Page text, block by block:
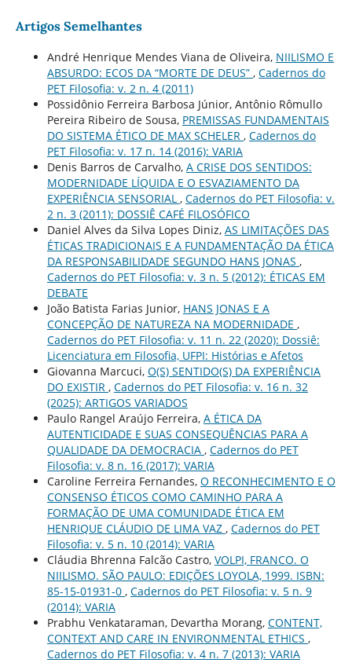
Artigos Semelhantes
André Henrique Mendes Viana de Oliveira, NIILISMO E
ABSURDO: ECOS DA “MORTE DE DEUS” , Cadernos do
PET Filosofia: v. 2 n. 4 (2011)
Possidônio Ferreira Barbosa Júnior, Antônio Rômullo
Pereira Ribeiro de Sousa, PREMISSAS FUNDAMENTAIS
DO SISTEMA ÉTICO DE MAX SCHELER , Cadernos do
PET Filosofia: v. 17 n. 14 (2016): VARIA
Denis Barros de Carvalho, A CRISE DOS SENTIDOS:
MODERNIDADE LÍQUIDA E O ESVAZIAMENTO DA
EXPERIÊNCIA SENSORIAL , Cadernos do PET Filosofia: v.
2 n. 3 (2011): DOSSIÊ CAFÉ FILOSÓFICO
Daniel Alves da Silva Lopes Diniz, AS LIMITAÇÕES DAS
ÉTICAS TRADICIONAIS E A FUNDAMENTAÇÃO DA ÉTICA
DA RESPONSABILIDADE SEGUNDO HANS JONAS ,
Cadernos do PET Filosofia: v. 3 n. 5 (2012): ÉTICAS EM
DEBATE
João Batista Farias Junior, HANS JONAS E A
CONCEPÇÃO DE NATUREZA NA MODERNIDADE ,
Cadernos do PET Filosofia: v. 11 n. 22 (2020): Dossiê:
Licenciatura em Filosofia, UFPI: Histórias e Afetos
Giovanna Marcuci, O(S) SENTIDO(S) DA EXPERIÊNCIA
DO EXISTIR , Cadernos do PET Filosofia: v. 16 n. 32
(2025): ARTIGOS VARIADOS
Paulo Rangel Araújo Ferreira, A ÉTICA DA
AUTENTICIDADE E SUAS CONSEQUÊNCIAS PARA A
QUALIDADE DA DEMOCRACIA , Cadernos do PET
Filosofia: v. 8 n. 16 (2017): VARIA
Caroline Ferreira Fernandes, O RECONHECIMENTO E O
CONSENSO ÉTICOS COMO CAMINHO PARA A
FORMAÇÃO DE UMA COMUNIDADE ÉTICA EM
HENRIQUE CLÁUDIO DE LIMA VAZ , Cadernos do PET
Filosofia: v. 5 n. 10 (2014): VARIA
Cláudia Bhrenna Falcão Castro, VOLPI, FRANCO. O
NIILISMO. SÃO PAULO: EDIÇÕES LOYOLA, 1999. ISBN:
85-15-01931-0 , Cadernos do PET Filosofia: v. 5 n. 9
(2014): VARIA
Prabhu Venkataraman, Devartha Morang, CONTENT,
CONTEXT AND CARE IN ENVIRONMENTAL ETHICS ,
Cadernos do PET Filosofia: v. 4 n. 7 (2013): VARIA